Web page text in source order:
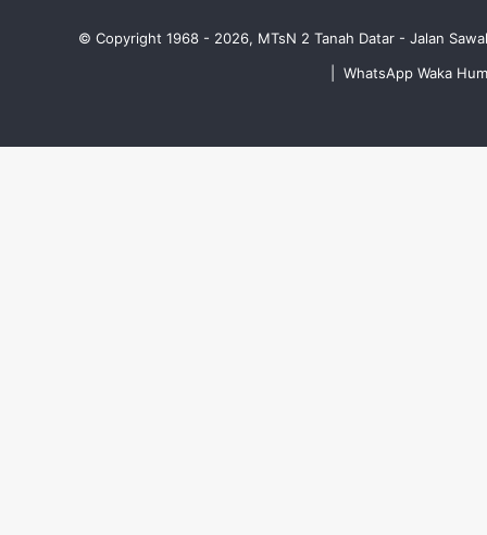
© Copyright 1968 - 2026, MTsN 2 Tanah Datar - Jalan
WhatsApp Waka